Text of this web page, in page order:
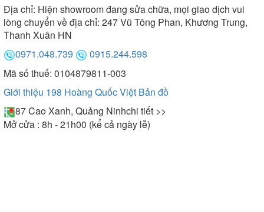
Địa chỉ: Hiện showroom đang sửa chữa, mọi giao dịch vui
lòng chuyển về địa chỉ: 247 Vũ Tông Phan, Khương Trung,
Thanh Xuân HN
0971.048.739
0915.244.598
Mã số thuế: 0104879811-003
Giới thiệu 198 Hoàng Quốc Việt Bản đồ
87 Cao Xanh, Quảng Ninhchi tiết >>
Mở cửa : 8h - 21h00 (kể cả ngày lễ)